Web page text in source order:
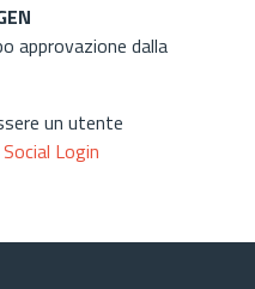
approvazione dalla
un utente
Social Login